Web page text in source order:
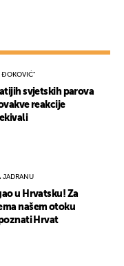
ĐOKOVIĆ"
svjetskih parova
reakcije
JADRANU
u Hrvatsku! Za
našem otoku
Hrvat